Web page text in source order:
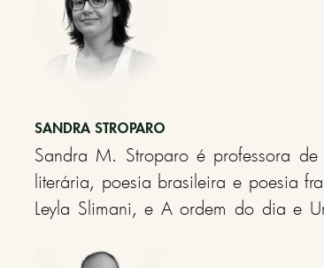
SANDRA STROPARO
Sandra M. Stroparo é professora de
literária, poesia brasileira e poesia
Leyla Slimani, e A ordem do dia e